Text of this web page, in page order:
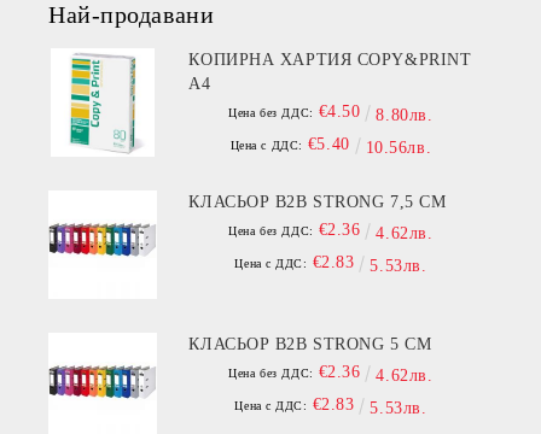
Най-продавани
КОПИРНА ХАРТИЯ COPY&PRINT
A4
Цена без ДДС: €4.50 8.80лв.
Цена с ДДС: €5.40 10.56лв.
КЛАСЬОР B2B STRONG 7,5 СМ
Цена без ДДС: €2.36 4.62лв.
Цена с ДДС: €2.83 5.53лв.
КЛАСЬОР B2B STRONG 5 СМ
Цена без ДДС: €2.36 4.62лв.
Цена с ДДС: €2.83 5.53лв.